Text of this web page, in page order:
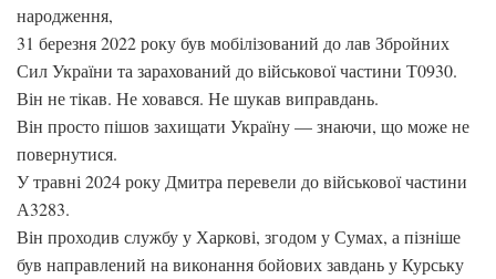
народження,
31 березня 2022 року був мобілізований до лав Збройних
Сил України та зарахований до військової частини Т0930.
Він не тікав. Не ховався. Не шукав виправдань.
Він просто пішов захищати Україну — знаючи, що може не
повернутися.
У травні 2024 року Дмитра перевели до військової частини
А3283.
Він проходив службу у Харкові, згодом у Сумах, а пізніше
був направлений на виконання бойових завдань у Курську